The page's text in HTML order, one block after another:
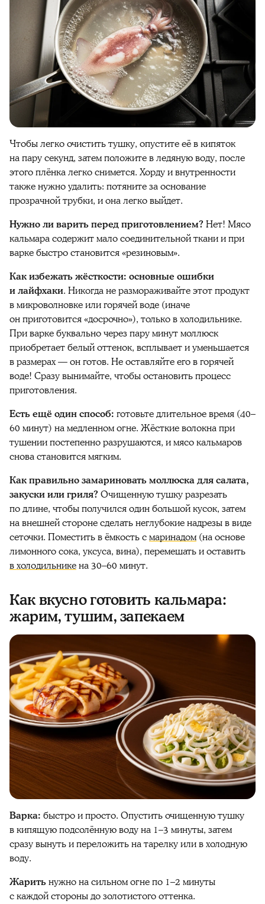
Чтобы легко очистить тушку, опустите её в кипяток
на пару секунд, затем положите в ледяную воду, после
этого плёнка легко снимется. Хорду и внутренности
также нужно удалить: потяните за основание
прозрачной трубки, и она легко выйдет.
Нужно ли варить передприготовлением?Нет! Мясо
кальмарасодержит мало соединительной ткани и при
варке быстро становится «резиновым».
Как избежать жёсткости: основные ошибки
и лайфхаки. Никогда не размораживайте этот продукт
в микроволновке или горячей воде (иначе
он приготовится «досрочно»), только в холодильнике.
При варке буквально через пару минут моллюск
приобретает белый оттенок, всплывает и уменьшается
в размерах — он готов. Не оставляйте его в горячей
воде! Сразу вынимайте, чтобы остановить процесс
приготовления.
Есть ещё один способ: готовьтедлительное время (40–
60 минут) на медленном огне. Жёсткие волокна при
тушении постепенно разрушаются, имясо кальмаров
снова становится мягким.
Как правильно замариновать моллюска для салата,
закуски или гриля?Очищенную тушку разрезать
по длине, чтобы получился один большой кусок, затем
на внешней стороне сделать неглубокие надрезы в виде
сеточки. Поместить в ёмкость смаринадом (на основе
лимонногосока, уксуса, вина), перемешать и оставить
в холодильникена 30–60 минут.
Как вкусно готовить кальмара:
жарим, тушим, запекаем
Варка: быстро и просто. Опустить очищенную тушку
в кипящую подсолённую воду на 1–3 минуты, затем
сразу вынуть и переложить на тарелку или в холодную
воду.
Жаритьнужно на сильном огне по 1–2 минуты
с каждой стороны до золотистого оттенка.